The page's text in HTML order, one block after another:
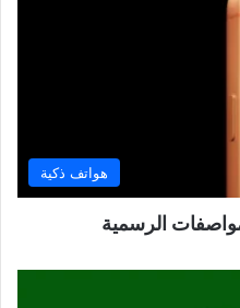
هواتف ذكية